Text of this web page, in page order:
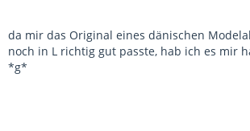
da mir das Original eines dänischen
noch in L richtig gut passte, hab ich es mir
*g*